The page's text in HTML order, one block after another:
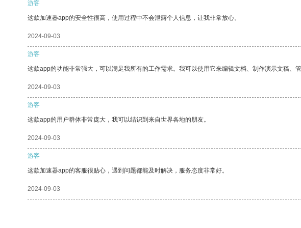
游客
这款加速器app的安全性很高，使用过程中不会泄露个人信息，让我非常放心。
2024-09-03
游客
这款app的功能非常强大，可以满足我所有的工作需求。我可以使用它来编辑文档、制作演示文稿、管
2024-09-03
游客
这款app的用户群体非常庞大，我可以结识到来自世界各地的朋友。
2024-09-03
游客
这款加速器app的客服很贴心，遇到问题都能及时解决，服务态度非常好。
2024-09-03